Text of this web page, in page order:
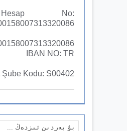
No:
IBAN NO: TR
Şube Kodu: S00402